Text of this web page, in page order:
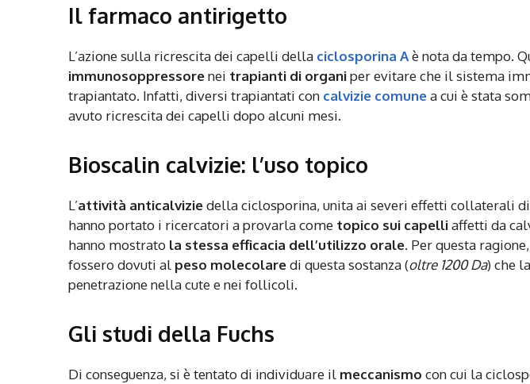
Il farmaco antirigetto
L’azione sulla ricrescita dei capelli della ciclosporina Aè nota da tempo.
immunosoppressorenei trapianti di organiper evitare che il sistema
trapiantato. Infatti, diversi trapiantati con calvizie comunea cui è stata
avuto ricrescita dei capelli dopo alcuni mesi.
Bioscalin calvizie: l’uso topico
L’attività anticalviziedella ciclosporina, unita ai severi effetti collaterali
hanno portato i ricercatori a provarla come topico sui capelliaffetti da
hanno mostrato la stessa efficacia dell’utilizzo orale. Per questa
fossero dovuti al peso molecolaredi questa sostanza (oltre 1200 Da) che
penetrazione nella cute e nei follicoli.
Gli studi della Fuchs
Di conseguenza, si è tentato di individuare il meccanismo con cui la